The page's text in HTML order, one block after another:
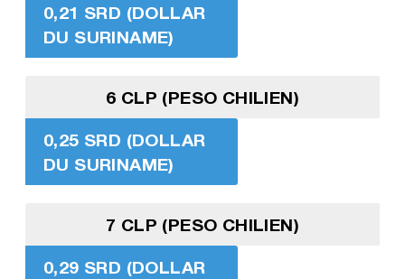
0,21 SRD (DOLLAR
DU SURINAME)
6 CLP (PESO CHILIEN)
0,25 SRD (DOLLAR
DU SURINAME)
7 CLP (PESO CHILIEN)
0,29 SRD (DOLLAR